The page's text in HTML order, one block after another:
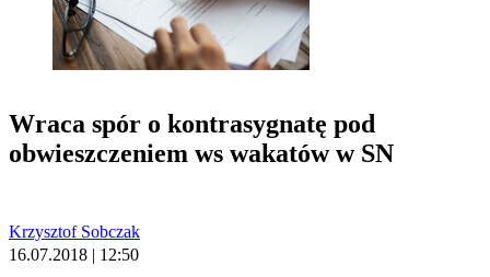
Wraca spór o kontrasygnatę pod
obwieszczeniem ws wakatów w SN
Krzysztof Sobczak
16.07.2018 | 12:50